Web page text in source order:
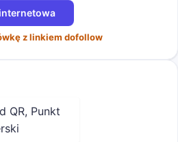
z linkiem dofollow